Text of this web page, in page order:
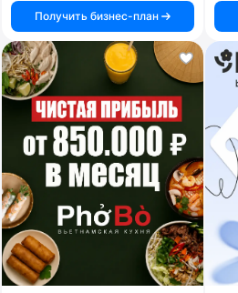
Получить бизнес-план